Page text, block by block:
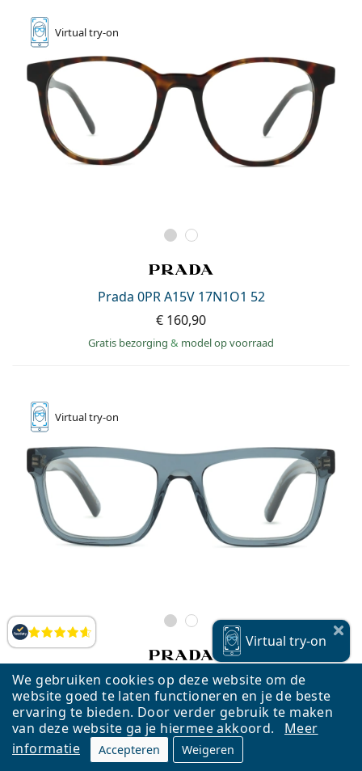
We gebruiken cookies op deze website om de
website goed te laten functioneren en je de beste
ervaring te bieden. Door verder gebruik te maken
van deze website ga je hiermee akkoord.
Meer
informatie
Accepteren Weigeren
Beoordelingen
Virtualtry-on
Prada 0PR A15V 17N1O1 52
€ 160,90
Gratis bezorging & model op voorraad
Virtualtry-on
Prada 0PR C03V 17T1O1
€ 189,90
Gratis bezorging&model op voorraad
Virtual try-on